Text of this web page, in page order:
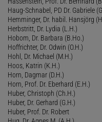
Haug-Schnabel, PD Dr. Gabriele
Hemminger, Dr. habil. Hansjörg
Herbstritt, Dr. Lydia (L.H.)
Hobom, Dr. Barbara (B.Ho.)
Hoffrichter, Dr. Odwin (O.H.)
Hohl, Dr. Michael (M.H.)
Hoos, Katrin (K.H.)
Horn, Dagmar (D.H.)
Horn, Prof. Dr. Eberhard (E.H.)
Huber, Christoph (Ch.H.)
Huber, Dr. Gerhard (G.H.)
Huber, Prof. Dr. Robert